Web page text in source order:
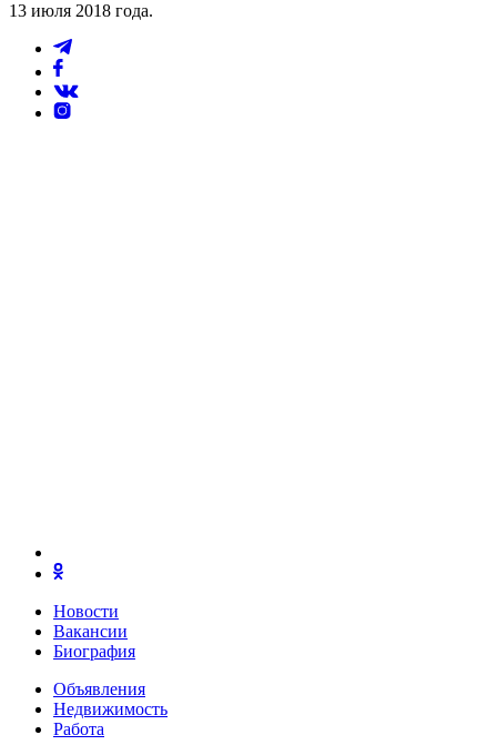
13 июля 2018 года.
Новости
Вакансии
Биография
Объявления
Недвижимость
Работа